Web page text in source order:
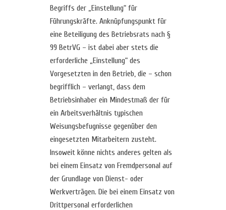
Begriffs der „Einstellung“ für
Führungskräfte. Anknüpfungspunkt für
eine Beteiligung des Betriebsrats nach §
99 BetrVG – ist dabei aber stets die
erforderliche „Einstellung“ des
Vorgesetzten in den Betrieb, die – schon
begrifflich – verlangt, dass dem
Betriebsinhaber ein Mindestmaß der für
ein Arbeitsverhältnis typischen
Weisungsbefugnisse gegenüber den
eingesetzten Mitarbeitern zusteht.
Insoweit könne nichts anderes gelten als
bei einem Einsatz von Fremdpersonal auf
der Grundlage von Dienst- oder
Werkverträgen. Die bei einem Einsatz von
Drittpersonal erforderlichen